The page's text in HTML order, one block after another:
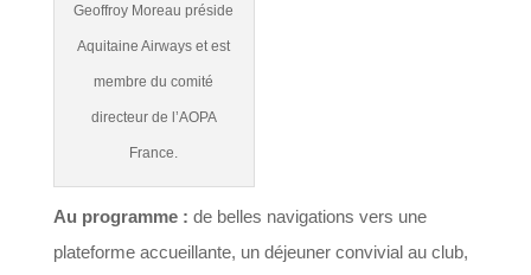
Geoffroy Moreau préside
Aquitaine Airways et est
membre du comité
directeur de l’AOPA
France.
Au programme : de belles navigations vers une
plateforme accueillante, un déjeuner convivial au club,